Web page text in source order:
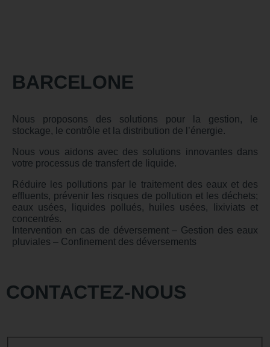
BARCELONE
Nous proposons des solutions pour la gestion, le
stockage, le contrôle et la distribution de l’énergie.
Nous vous aidons avec des solutions innovantes dans
votre processus de transfert de liquide.
Réduire les pollutions par le traitement des eaux et des
effluents, prévenir les risques de pollution et les déchets;
eaux usées, liquides pollués, huiles usées, lixiviats et
concentrés.
Intervention en cas de déversement – Gestion des eaux
pluviales – Confinement des déversements
CONTACTEZ-NOUS